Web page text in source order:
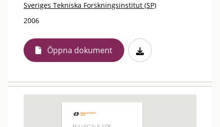
Sveriges Tekniska Forskningsinstitut (SP)
2006
Öppna dokument